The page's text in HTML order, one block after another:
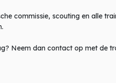
commissie, scouting en alle
Neem dan contact op met de